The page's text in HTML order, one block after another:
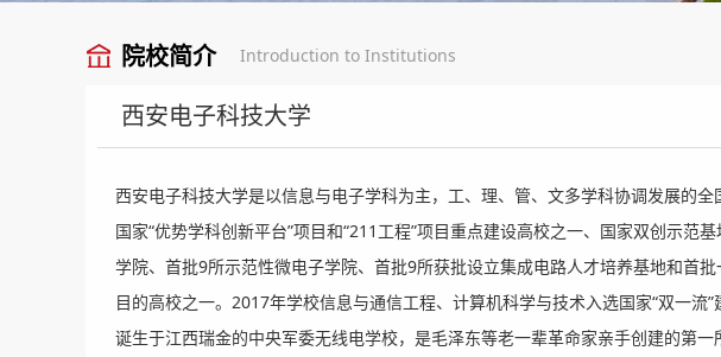
院校简介 Introduction to Institutions
西安电子科技大学
西安电子科技大学是以信息与电子学科为主，工、理、管、文多学科协调发展的
国家“优势学科创新平台”项目和“211工程”项目重点建设高校之一、国家双创示范
学院、首批9所示范性微电子学院、首批9所获批设立集成电路人才培养基地和首
目的高校之一。2017年学校信息与通信工程、计算机科学与技术入选国家“双一流
诞生于江西瑞金的中央军委无线电学校，是毛泽东等老一辈革命家亲手创建的第